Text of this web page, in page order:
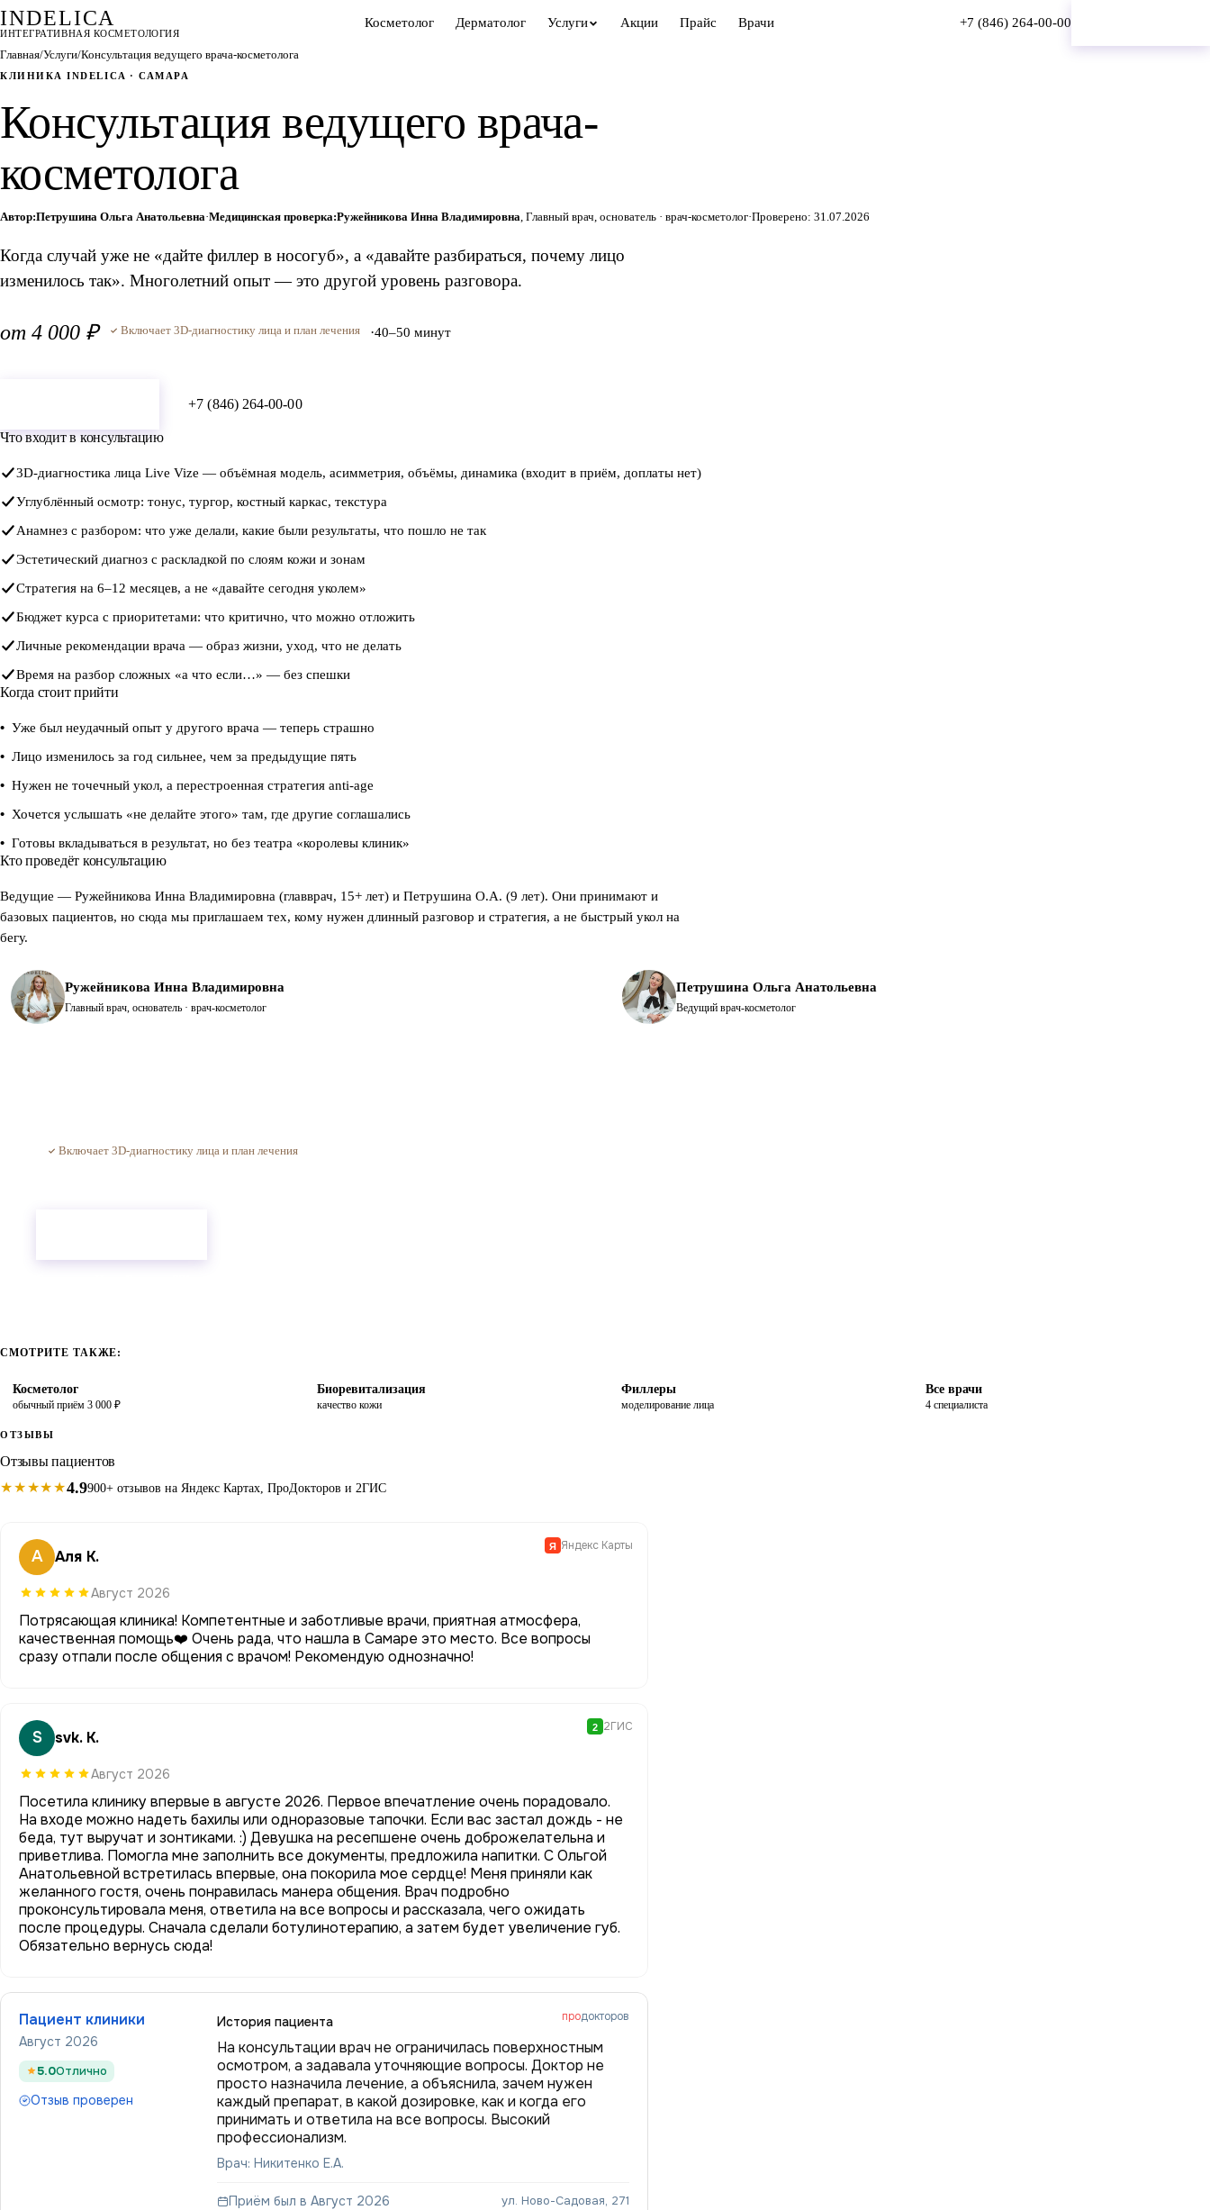
INDELICA
ИНТЕГРАТИВНАЯ КОСМЕТОЛОГИЯ
Косметолог Дерматолог Услуги Акции Прайс Врачи +7 (846) 264-00-00
Главная/Услуги/Консультация ведущего врача-косметолога
КЛИНИКА INDELICA · САМАРА
Консультация ведущего врача-
косметолога
Автор:Петрушина Ольга Анатольевна·Медицинская проверка:Ружейникова Инна Владимировна, Главный врач, основатель · врач-косметолог·Проверено: 31.07.2026
Когда случай уже не «дайте филлер в носогуб», а «давайте разбираться, почему лицо
изменилось так». Многолетний опыт — это другой уровень разговора.
от 4 000 ₽ Включает 3D-диагностику лица и план лечения ·40–50 минут
+7 (846) 264-00-00
Что входит в консультацию
3D-диагностика лица Live Vize — объёмная модель, асимметрия, объёмы, динамика (входит в приём, доплаты нет)
Углублённый осмотр: тонус, тургор, костный каркас, текстура
Анамнез с разбором: что уже делали, какие были результаты, что пошло не так
Эстетический диагноз с раскладкой по слоям кожи и зонам
Стратегия на 6–12 месяцев, а не «давайте сегодня уколем»
Бюджет курса с приоритетами: что критично, что можно отложить
Личные рекомендации врача — образ жизни, уход, что не делать
Время на разбор сложных «а что если…» — без спешки
Когда стоит прийти
Уже был неудачный опыт у другого врача — теперь страшно
Лицо изменилось за год сильнее, чем за предыдущие пять
Нужен не точечный укол, а перестроенная стратегия anti-age
Хочется услышать «не делайте этого» там, где другие соглашались
Готовы вкладываться в результат, но без театра «королевы клиник»
Кто проведёт консультацию
Ведущие — Ружейникова Инна Владимировна (главврач, 15+ лет) и Петрушина О.А. (9 лет). Они принимают и
базовых пациентов, но сюда мы приглашаем тех, кому нужен длинный разговор и стратегия, а не быстрый укол на
бегу.
Ружейникова Инна Владимировна
Главный врач, основатель · врач-косметолог
Петрушина Ольга Анатольевна
Ведущий врач-косметолог
Включает 3D-диагностику лица и план лечения
СМОТРИТЕ ТАКЖЕ:
Косметолог
обычный приём 3 000 ₽
Биоревитализация
качество кожи
Филлеры
моделирование лица
Все врачи
4 специалиста
ОТЗЫВЫ
Отзывы пациентов
★★★★★4.9900+ отзывов на Яндекс Картах, ПроДокторов и 2ГИС
Я Яндекс Карты
А Аля К.
Август 2026
Потрясающая клиника! Компетентные и заботливые врачи, приятная атмосфера,
качественная помощь❤️ Очень рада, что нашла в Самаре это место. Все вопросы
сразу отпали после общения с врачом! Рекомендую однозначно!
2 2ГИС
S svk. K.
Август 2026
Посетила клинику впервые в августе 2026. Первое впечатление очень порадовало.
На входе можно надеть бахилы или одноразовые тапочки. Если вас застал дождь - не
беда, тут выручат и зонтиками. :) Девушка на ресепшене очень доброжелательна и
приветлива. Помогла мне заполнить все документы, предложила напитки. С Ольгой
Анатольевной встретилась впервые, она покорила мое сердце! Меня приняли как
желанного гостя, очень понравилась манера общения. Врач подробно
проконсультировала меня, ответила на все вопросы и рассказала, чего ожидать
после процедуры. Сначала сделали ботулинотерапию, а затем будет увеличение губ.
Обязательно вернусь сюда!
Пациент клиники
Август 2026
5.0Отлично
Отзыв проверен
продокторов
История пациента
На консультации врач не ограничилась поверхностным
осмотром, а задавала уточняющие вопросы. Доктор не
просто назначила лечение, а объяснила, зачем нужен
каждый препарат, в какой дозировке, как и когда его
принимать и ответила на все вопросы. Высокий
профессионализм.
Врач: Никитенко Е.А.
Приём был в Август 2026 ул. Ново-Садовая, 271